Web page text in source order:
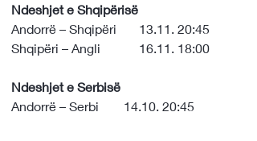
Ndeshjet e Shqipërisë
Andorrë – Shqipëri       13.11. 20:45
Shqipëri – Angli            16.11. 18:00
Ndeshjet e Serbisë
Andorrë – Serbi  	     14.10. 20:45